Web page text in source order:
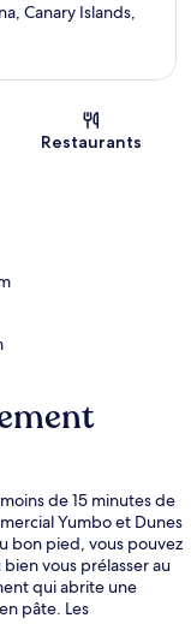
Canary Islands,
Restaurants
de 15 minutes de
Yumbo et Dunes
bon pied, vous pouvez
vous prélasser au
qui abrite une
pâte. Les